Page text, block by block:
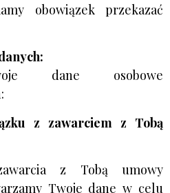
obowiązek przekazać
dane osobowe
z zawarciem z Tobą
z Tobą umowy
Twoje dane w celu